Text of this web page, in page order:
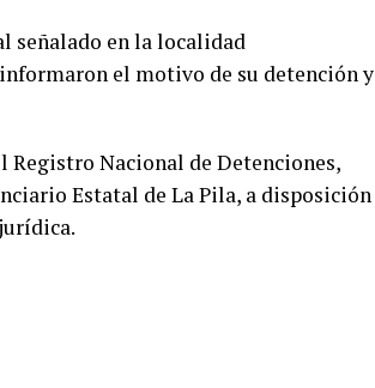
señalado en la localidad
el motivo de su detención y
Registro Nacional de Detenciones,
Estatal de La Pila, a disposición